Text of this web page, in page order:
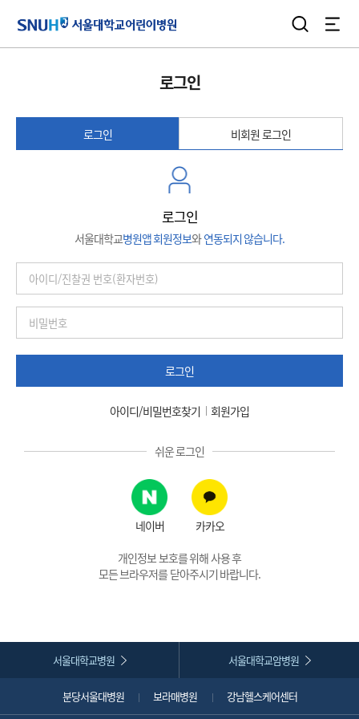
검색
로그인
로그인 비회원 로그인
로그인
서울대학교병원앱 회원정보와연동되지 않습니다.
로그인
아이디/비밀번호찾기 회원가입
쉬운 로그인
네이버
카카오
개인정보 보호를 위해 사용 후
모든 브라우저를 닫아주시기 바랍니다.
서울대학교병원 서울대학교암병원
분당서울대병원 보라매병원 강남헬스케어센터